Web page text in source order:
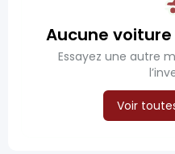
Aucune
Essayez une autre
Voir